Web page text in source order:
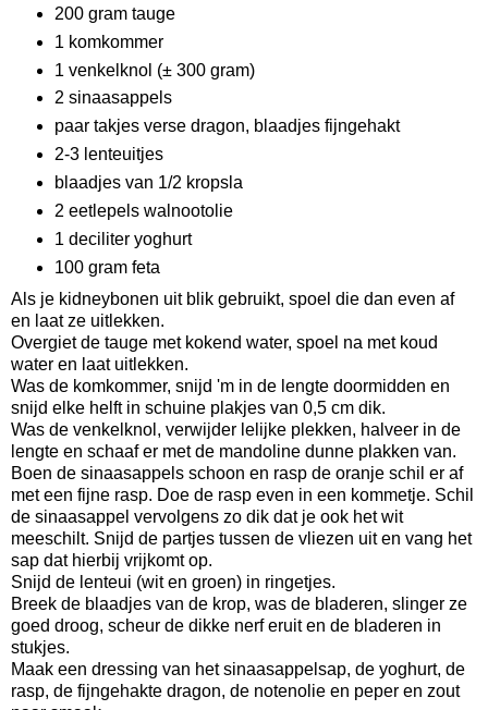
200 gram tauge
1 komkommer
1 venkelknol (± 300 gram)
2 sinaasappels
paar takjes verse dragon, blaadjes fijngehakt
2-3 lenteuitjes
blaadjes van 1/2 kropsla
2 eetlepels walnootolie
1 deciliter yoghurt
100 gram feta
Als je kidneybonen uit blik gebruikt, spoel die dan even af
en laat ze uitlekken.
Overgiet de tauge met kokend water, spoel na met koud
water en laat uitlekken.
Was de komkommer, snijd 'm in de lengte doormidden en
snijd elke helft in schuine plakjes van 0,5 cm dik.
Was de venkelknol, verwijder lelijke plekken, halveer in de
lengte en schaaf er met de mandoline dunne plakken van.
Boen de sinaasappels schoon en rasp de oranje schil er af
met een fijne rasp. Doe de rasp even in een kommetje. Schil
de sinaasappel vervolgens zo dik dat je ook het wit
meeschilt. Snijd de partjes tussen de vliezen uit en vang het
sap dat hierbij vrijkomt op.
Snijd de lenteui (wit en groen) in ringetjes.
Breek de blaadjes van de krop, was de bladeren, slinger ze
goed droog, scheur de dikke nerf eruit en de bladeren in
stukjes.
Maak een dressing van het sinaasappelsap, de yoghurt, de
rasp, de fijngehakte dragon, de notenolie en peper en zout